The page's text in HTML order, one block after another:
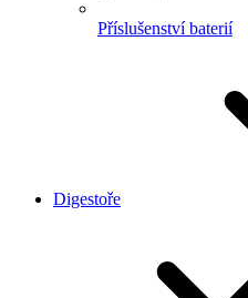
Příslušenství baterií
Digestoře